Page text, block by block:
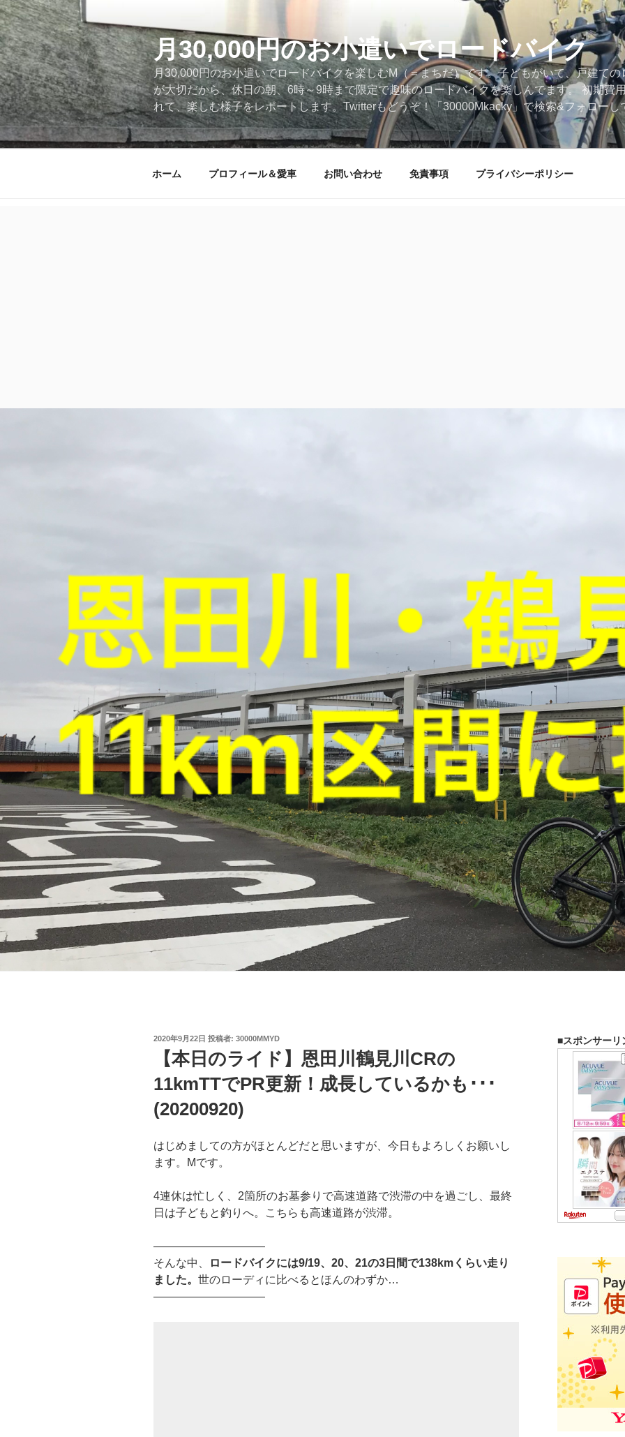
コ
ン
テ
ン
ツ
へ
ス
キ
ッ
月30,000円のお小遣いでロードバイク
月30,000円のお小遣いでロードバイクを楽しむM（＝まちだ）です。子どもがいて、戸建て
が大切だから、休日の朝、6時～9時まで限定で趣味のロードバイクを楽しんでます。 初期費
れて、楽しむ様子をレポートします。Twitterもどうぞ！「30000Mkacky」で検索&フォローし
ホーム プロフィール＆愛車 お問い合わせ 免責事項 プライバシーポリシー
投
2020年9月22日 投稿者: 30000MMYD
【本日のライド】恩田川鶴見川CRの
11kmTTでPR更新！成長しているかも･･･
(20200920)
はじめましての方がほとんどだと思いますが、今日もよろしくお願いし
ます。Mです。
4連休は忙しく、2箇所のお墓参りで高速道路で渋滞の中を過ごし、最終
日は子どもと釣りへ。こちらも高速道路が渋滞。
——————————
そんな中、
ロードバイクには9/19、20、21の3日間で138kmくらい走り
ました。 世のローディに比べるとほんのわずか…
——————————
■スポンサーリ